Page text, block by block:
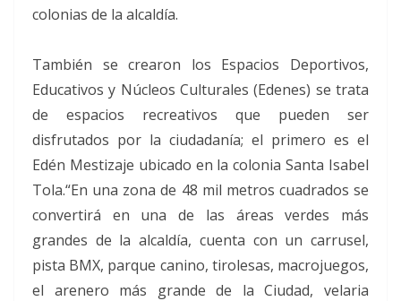
colonias de la alcaldía.
También se crearon los Espacios Deportivos,
Educativos y Núcleos Culturales (Edenes) se trata
de espacios recreativos que pueden ser
disfrutados por la ciudadanía; el primero es el
Edén Mestizaje ubicado en la colonia Santa Isabel
Tola.“En una zona de 48 mil metros cuadrados se
convertirá en una de las áreas verdes más
grandes de la alcaldía, cuenta con un carrusel,
pista BMX, parque canino, tirolesas, macrojuegos,
el arenero más grande de la Ciudad, velaria